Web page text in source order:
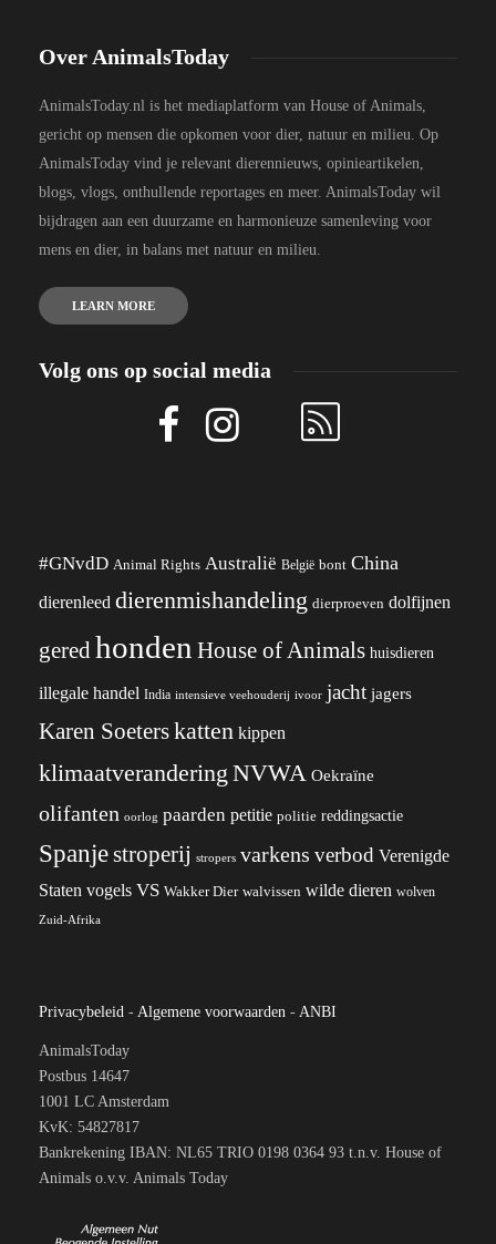
Over AnimalsToday
AnimalsToday.nl is het mediaplatform van House of Animals,
gericht op mensen die opkomen voor dier, natuur en milieu. Op
AnimalsToday vind je relevant dierennieuws, opinieartikelen,
blogs, vlogs, onthullende reportages en meer. AnimalsToday wil
bijdragen aan een duurzame en harmonieuze samenleving voor
mens en dier, in balans met natuur en milieu.
LEARN MORE
Volg ons op social media
#GNvdD Animal Rights Australië België bont China
dierenleed dierenmishandeling dierproeven dolfijnen
geredhonden House of Animals huisdieren
illegale handel India intensieve veehouderij ivoor jacht jagers
Karen Soeterskatten kippen
klimaatverandering NVWA Oekraïne
olifanten oorlog paarden petitie politie reddingsactie
Spanjestroperij stropers varkens verbod Verenigde
Staten vogels VS Wakker Dier walvissen wilde dieren wolven
Zuid-Afrika
Privacybeleid - Algemene voorwaarden - ANBI
AnimalsToday
Postbus 14647
1001 LC Amsterdam
KvK: 54827817
Bankrekening IBAN: NL65 TRIO 0198 0364 93 t.n.v. House of
Animals o.v.v. Animals Today